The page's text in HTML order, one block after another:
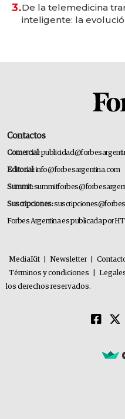
3.De la telemedicina
inteligente: la
Contactos
Comercial:
Editorial:info@forbesargentina.com
Summit:
Suscripciones:
Forbes Argentina es publicada por
MediaKit Newsletter
Términos y condiciones
los derechos reservados.